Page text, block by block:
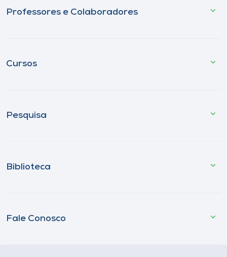
Professores e Colaboradores
Cursos
Pesquisa
Biblioteca
Fale Conosco